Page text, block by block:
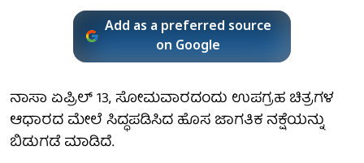
Add as a preferred source
on Google
ನಾಸಾ ಏಪ್ರಿಲ್ 13, ಸೋಮವಾರದಂದು ಉಪಗ್ರಹ ಚಿತ್ರಗಳ
ಆಧಾರದ ಮೇಲೆ ಸಿದ್ಧಪಡಿಸಿದ ಹೊಸ ಜಾಗತಿಕ ನಕ್ಷೆಯನ್ನು
ಬಿಡುಗಡೆ ಮಾಡಿದೆ.